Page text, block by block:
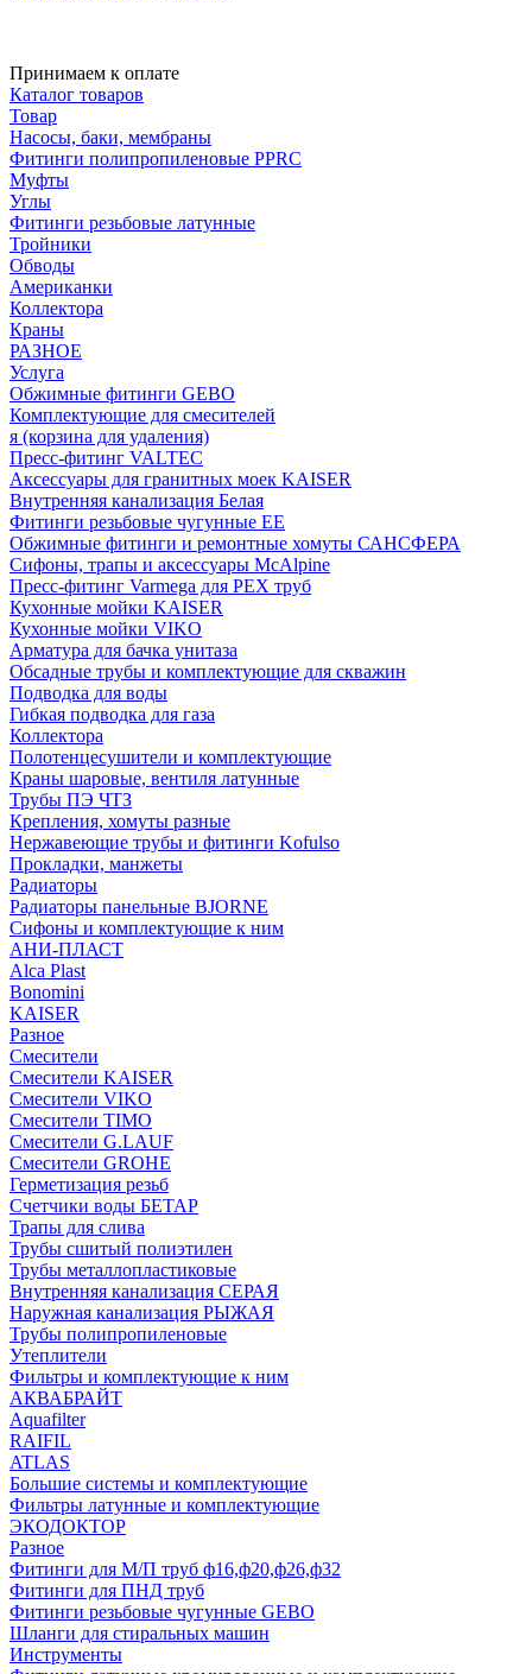
Принимаем к оплате
Каталог товаров
Товар
Насосы, баки, мембраны
Фитинги полипропиленовые PPRC
Муфты
Углы
Фитинги резьбовые латунные
Тройники
Обводы
Американки
Коллектора
Краны
РАЗНОЕ
Услуга
Обжимные фитинги GEBO
Комплектующие для смесителей
я (корзина для удаления)
Пресс-фитинг VALTEC
Аксессуары для гранитных моек KAISER
Внутренняя канализация Белая
Фитинги резьбовые чугунные EE
Обжимные фитинги и ремонтные хомуты САНСФЕРА
Сифоны, трапы и аксессуары McAlpine
Пресс-фитинг Varmega для PEX труб
Кухонные мойки KAISER
Кухонные мойки VIKO
Арматура для бачка унитаза
Обсадные трубы и комплектующие для скважин
Подводка для воды
Гибкая подводка для газа
Коллектора
Полотенцесушители и комплектующие
Краны шаровые, вентиля латунные
Трубы ПЭ ЧТЗ
Крепления, хомуты разные
Нержавеющие трубы и фитинги Kofulso
Прокладки, манжеты
Радиаторы
Радиаторы панельные BJORNE
Сифоны и комплектующие к ним
АНИ-ПЛАСТ
Alca Plast
Bonomini
KAISER
Разное
Смесители
Смесители KAISER
Смесители VIKO
Смесители TIMO
Смесители G.LAUF
Смесители GROHE
Герметизация резьб
Счетчики воды БЕТАР
Трапы для слива
Трубы сшитый полиэтилен
Трубы металлопластиковые
Внутренняя канализация СЕРАЯ
Наружная канализация РЫЖАЯ
Трубы полипропиленовые
Утеплители
Фильтры и комплектующие к ним
АКВАБРАЙТ
Aquafilter
RAIFIL
ATLAS
Большие системы и комплектующие
Фильтры латунные и комплектующие
ЭКОДОКТОР
Разное
Фитинги для М/П труб ф16,ф20,ф26,ф32
Фитинги для ПНД труб
Фитинги резьбовые чугунные GEBO
Шланги для стиральных машин
Инструменты